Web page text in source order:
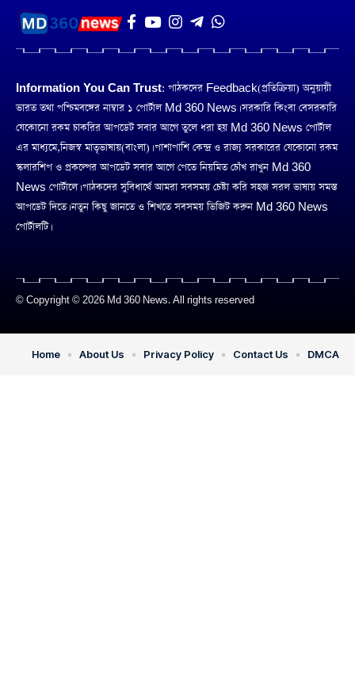
Information You Can Trust: পাঠকদের Feedback(প্রতিক্রিয়া) অনুয়ায়ী
ভারত তথা পশ্চিমবঙ্গের নাম্বার ১ পোর্টাল Md 360 News। সরকারি কিংবা বেসরকারি
যেকোনো রকম চাকরির আপডেট সবার আগে তুলে ধরা হয় Md 360 News পোর্টাল
এর মাধ্যমে,নিজস্ব মাতৃভাষায়(বাংলা)। পাশাপাশি কেন্দ্র ও রাজ্য সরকারের যেকোনো রকম
স্কলারশিপ ও প্রকল্পের আপডেট সবার আগে পেতে নিয়মিত চোঁখ রাখুন Md 360
News পোর্টালে। পাঠকদের সুবিধার্থে আমরা সবসময় চেষ্টা করি সহজ সরল ভাষায় সমস্ত
আপডেট দিতে। নতুন কিছু জানতে ও শিখতে সবসময় ভিজিট করুন Md 360 News
পোর্টালটি।
© Copyright © 2026 Md 360 News. All rights reserved
Home About Us Privacy Policy Contact Us DMCA